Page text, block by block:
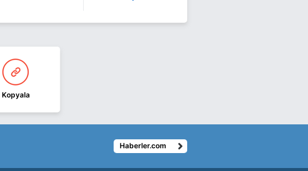
Kopyala
Haberler.com